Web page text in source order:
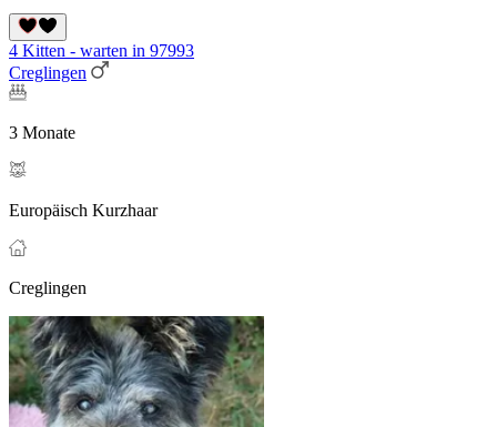
4 Kitten - warten in 97993
Creglingen
3 Monate
Europäisch Kurzhaar
Creglingen